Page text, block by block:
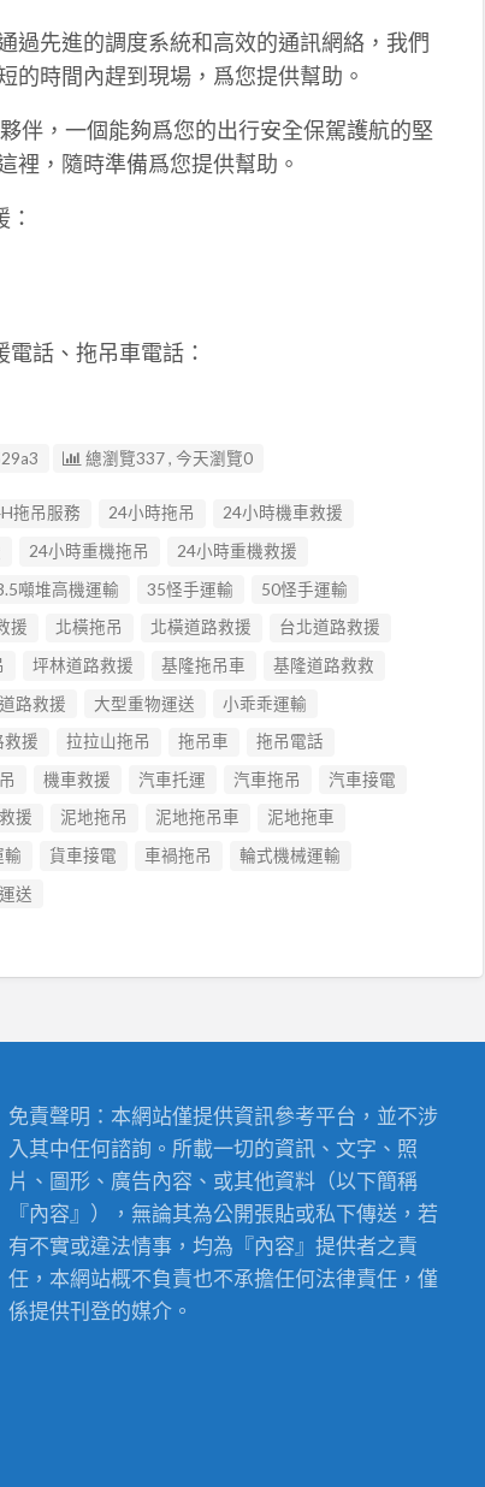
過先進的調度系統和高效的通訊網絡，我們
的時間內趕到現場，爲您提供幫助。
伴，一個能夠爲您的出行安全保駕護航的堅
裡，隨時準備爲您提供幫助。
話、拖吊車電話：
總瀏覽337 , 今天瀏覽0
拖吊服務 24小時拖吊
24小時機車救援
24小時重機拖吊
24小時重機救援
噸堆高機運輸 35怪手運輸
50怪手運輸
援 北橫拖吊 北橫道路救援
台北道路救援
坪林道路救援 基隆拖吊車
基隆道路救救
路救援 大型重物運送
小乖乖運輸
救援 拉拉山拖吊 拖吊車
拖吊電話
機車救援 汽車托運 汽車拖吊
汽車接電
援 泥地拖吊 泥地拖吊車
泥地拖車
輸 貨車接電 車禍拖吊
輪式機械運輸
送
免責聲明：本網站僅提供資訊參考平台，並不涉
入其中任何諮詢。所載一切的資訊、文字、照
片、圖形、廣告內容、或其他資料（以下簡稱
『內容』），無論其為公開張貼或私下傳送，若
有不實或違法情事，均為『內容』提供者之責
任，本網站概不負責也不承擔任何法律責任，僅
係提供刊登的媒介。